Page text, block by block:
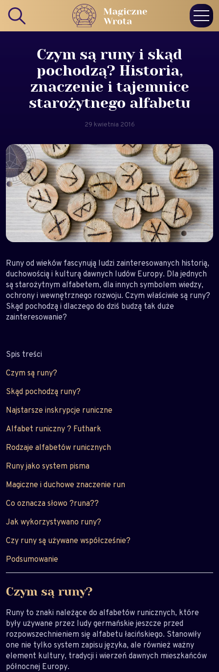
Czym są runy i skąd
pochodzą? Historia,
znaczenie i tajemnice
starożytnego alfabetu
29 kwietnia 2016
Runy od wieków fascynują ludzi zainteresowanych historią,
duchowością i kulturą dawnych ludów Europy. Dla jednych
są starożytnym alfabetem, dla innych symbolem wiedzy,
ochrony i wewnętrznego rozwoju. Czym właściwie są runy?
Skąd pochodzą i dlaczego do dziś budzą tak duże
zainteresowanie?
Spis treści
Czym są runy?
Skąd pochodzą runy?
Najstarsze inskrypcje runiczne
Alfabet runiczny ? Futhark
Rodzaje alfabetów runicznych
Runy jako system pisma
Magiczne i duchowe znaczenie run
Co oznacza słowo ?runa??
Jak wykorzystywano runy?
Czy runy są używane współcześnie?
Podsumowanie
Czym są runy?
Runy to znaki należące do alfabetów runicznych, które
były używane przez ludy germańskie jeszcze przed
rozpowszechnieniem się alfabetu łacińskiego. Stanowiły
one nie tylko system zapisu języka, ale również ważny
element kultury, tradycji i wierzeń dawnych mieszkańców
północnej Europy.